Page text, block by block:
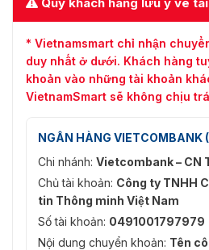
* Vietnamsmart chỉ nhận
duy nhất ở dưới. Khách hàng
khoản vào những tài khoản
VietnamSmart sẽ không chịu
NGÂN HÀNG VIETCOMBANK
Chi nhánh: Vietcombank – CN
Chủ tài khoản: Công ty TNHH
tin Thông minh Việt Nam
Số tài khoản: 0491001797979
Nội dung chuyển khoản: Tên